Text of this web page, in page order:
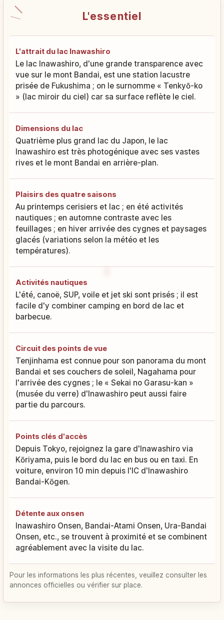
L'essentiel
L'attrait du lac Inawashiro
Le lac Inawashiro, d'une grande transparence avec
vue sur le mont Bandai, est une station lacustre
prisée de Fukushima ; on le surnomme « Tenkyō-ko
» (lac miroir du ciel) car sa surface reflète le ciel.
Dimensions du lac
Quatrième plus grand lac du Japon, le lac
Inawashiro est très photogénique avec ses vastes
rives et le mont Bandai en arrière-plan.
Plaisirs des quatre saisons
Au printemps cerisiers et lac ; en été activités
nautiques ; en automne contraste avec les
feuillages ; en hiver arrivée des cygnes et paysages
glacés (variations selon la météo et les
températures).
Activités nautiques
L'été, canoë, SUP, voile et jet ski sont prisés ; il est
facile d'y combiner camping en bord de lac et
barbecue.
Circuit des points de vue
Tenjinhama est connue pour son panorama du mont
Bandai et ses couchers de soleil, Nagahama pour
l'arrivée des cygnes ; le « Sekai no Garasu-kan »
(musée du verre) d'Inawashiro peut aussi faire
partie du parcours.
Points clés d'accès
Depuis Tokyo, rejoignez la gare d'Inawashiro via
Kōriyama, puis le bord du lac en bus ou en taxi. En
voiture, environ 10 min depuis l'IC d'Inawashiro
Bandai-Kōgen.
Détente aux onsen
Inawashiro Onsen, Bandai-Atami Onsen, Ura-Bandai
Onsen, etc., se trouvent à proximité et se combinent
agréablement avec la visite du lac.
Pour les informations les plus récentes, veuillez consulter les
annonces officielles ou vérifier sur place.